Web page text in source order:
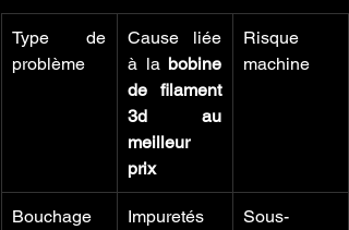
Type de
problème
Cause liée
à la bobine
de filament
3d au
meilleur
prix
Risque
machine
Bouchage
Impuretés
Sous-